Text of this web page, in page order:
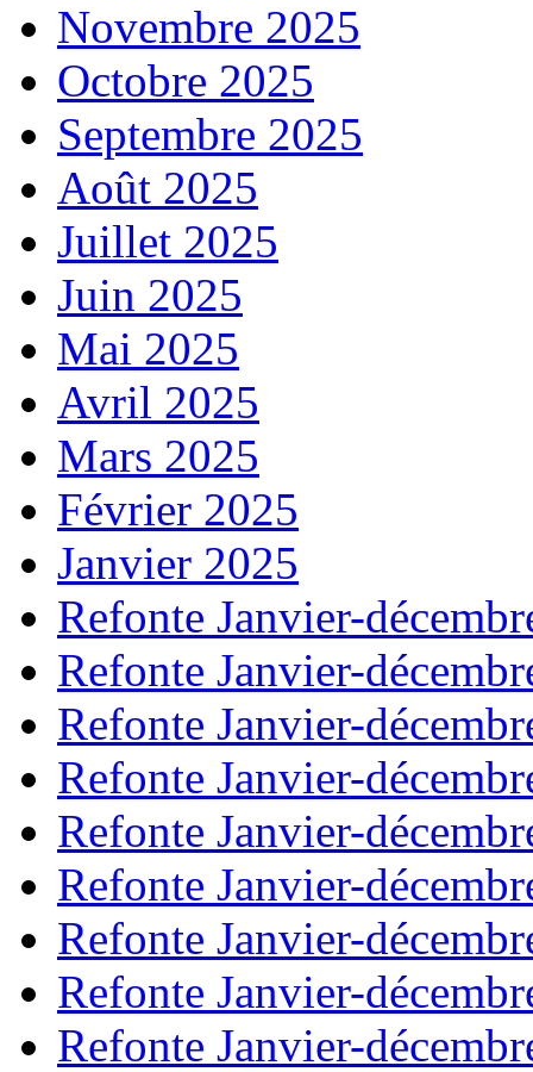
Novembre 2025
Octobre 2025
Septembre 2025
Août 2025
Juillet 2025
Juin 2025
Mai 2025
Avril 2025
Mars 2025
Février 2025
Janvier 2025
Refonte Janvier-
Refonte Janvier-
Refonte Janvier-
Refonte Janvier-
Refonte Janvier-
Refonte Janvier-
Refonte Janvier-
Refonte Janvier-
Refonte Janvier-